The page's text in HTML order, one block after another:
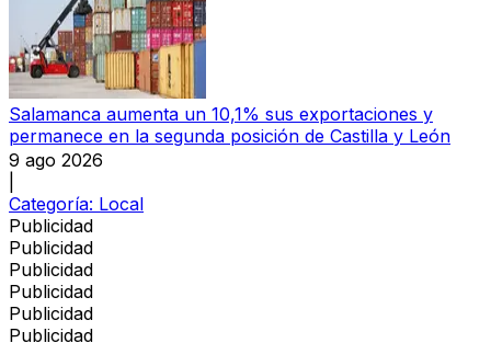
Salamanca aumenta un 10,1% sus exportaciones y
permanece en la segunda posición de Castilla y León
9 ago 2026
Categoría: Local
Publicidad
Publicidad
Publicidad
Publicidad
Publicidad
Publicidad